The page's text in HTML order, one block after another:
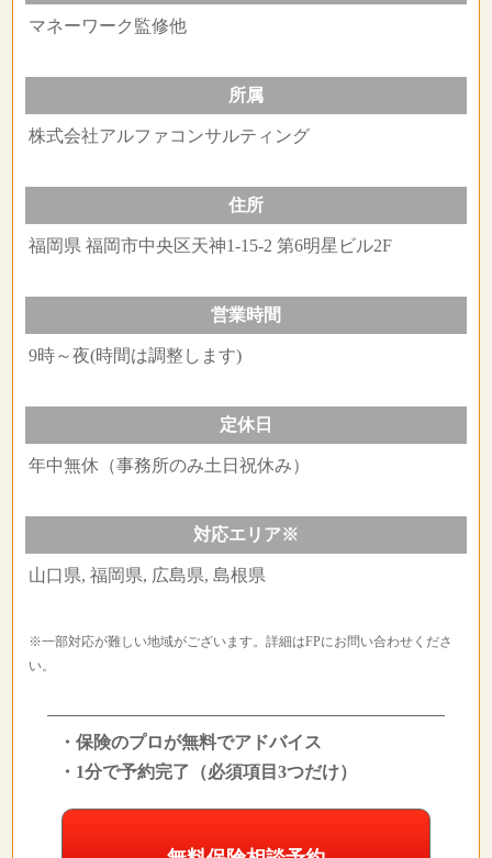
マネーワーク監修他
所属
株式会社アルファコンサルティング
住所
福岡県 福岡市中央区天神1-15-2 第6明星ビル2F
営業時間
9時～夜(時間は調整します)
定休日
年中無休（事務所のみ土日祝休み）
対応エリア※
山口県, 福岡県, 広島県, 島根県
※一部対応が難しい地域がございます。詳細はFPにお問い合わせくださ
い。
・保険のプロが無料でアドバイス
・1分で予約完了（必須項目3つだけ）